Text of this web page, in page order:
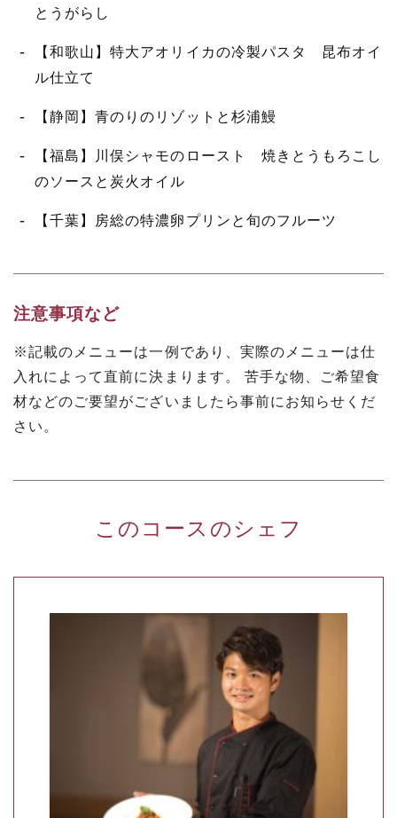
とうがらし
【和歌山】特大アオリイカの冷製パスタ 昆布オイ
ル仕立て
【静岡】青のりのリゾットと杉浦鰻
【福島】川俣シャモのロースト 焼きとうもろこし
のソースと炭火オイル
【千葉】房総の特濃卵プリンと旬のフルーツ
注意事項など
※記載のメニューは一例であり、実際のメニューは仕
入れによって直前に決まります。 苦手な物、ご希望食
材などのご要望がございましたら事前にお知らせくだ
さい。
このコースのシェフ